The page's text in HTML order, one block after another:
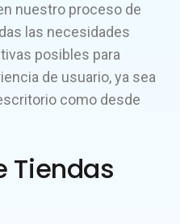
nuestro proceso de
las necesidades
posibles para
de usuario, ya sea
como desde
Tiendas